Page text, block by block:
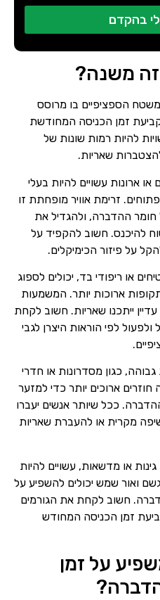
בהקדם
זה משנה?
הספציפיים בו מרוסס
זמן הכניסה המחודשת
להיות רמות שונות של
שאריות.
ארונות עשויים להיות בעלי
זרימת אוויר מופחתת זו
חומר ההדברה, ולהגדיל את
להיכנס. חשוב להקפיד על
על פיזור הכימיקלים.
או ריפודי בד, יכולים לספוג
ארוכות יותר. המשמעות
ייתכנו שאריות. חשוב לקחת
לפי הוראות היצרן לגבי
כגון מסדרונות או חדרי
חוזרים ארוכים יותר כדי למזער
ככל שיותר אנשים יעברו
מקרית או להעברת שאריות
גינות או מדשאות, עשויים להיות
ואור שמש יכולים להשפיע על
חשוב לקחת את הגורמים
זמן הכניסה המחודש
על זמן